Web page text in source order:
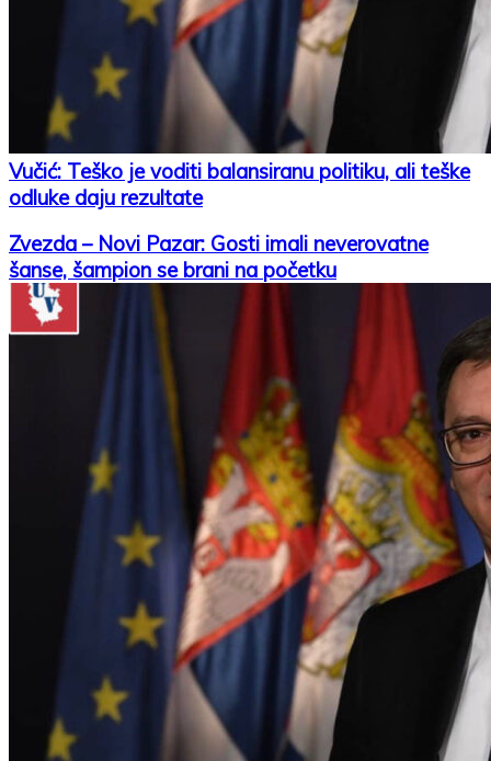
Vučić: Teško je voditi balansiranu politiku, ali teške
odluke daju rezultate
Zvezda – Novi Pazar: Gosti imali neverovatne
šanse, šampion se brani na početku